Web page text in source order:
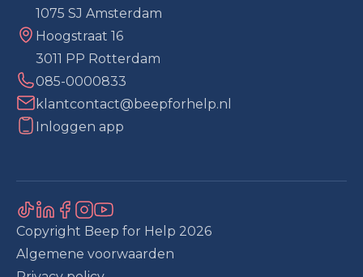
1075 SJ Amsterdam
Hoogstraat 16
3011 PP Rotterdam
085-0000833
klantcontact@beepforhelp.nl
Inloggen app
Copyright Beep for Help 2026
Algemene voorwaarden